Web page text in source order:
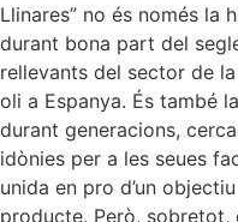
Llinares” no és només la
durant bona part del
rellevants del sector de
oli a Espanya. És també
durant generacions,
idònies per a les seues
unida en pro d’un objectiu
producte. Però, sobretot,